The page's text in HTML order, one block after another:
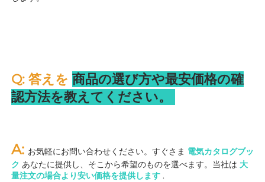
Q: 答えを 商品の選び方や最安価格の確
認方法を教えてください。
A: お気軽にお問い合わせください。すぐさま 電気カタログブッ
ク あなたに提供し、そこから希望のものを選べます。当社は 大
量注文の場合より安い価格を提供します .